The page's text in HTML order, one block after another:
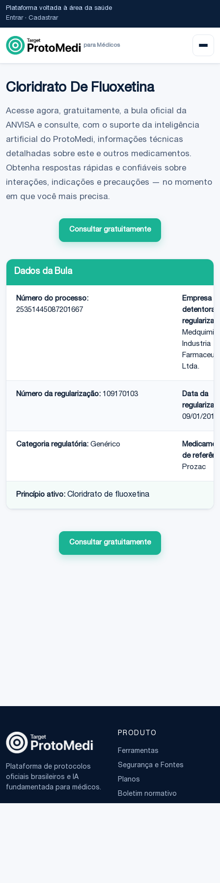
Plataforma voltada à área da saúde
Entrar· Cadastrar
para Médicos
Cloridrato De Fluoxetina
Acesse agora, gratuitamente, a bula oficial da
ANVISA e consulte, com o suporte da inteligência
artificial do ProtoMedi, informações técnicas
detalhadas sobre este e outros medicamentos.
Obtenha respostas rápidas e confiáveis sobre
interações, indicações e precauções — no momento
em que você mais precisa.
Consultar gratuitamente
Dados da Bula
Número do processo:
25351445087201667
Empresa
detentora
Industria
Ltda.
Número da regularização: 109170103
Data da
09/01/2017
Categoria regulatória: Genérico
de
Prozac
Princípio ativo: Cloridrato de fluoxetina
Consultar gratuitamente
Plataforma de protocolos
oficiais brasileiros e IA
fundamentada para médicos.
PRODUTO
Ferramentas
Segurança e Fontes
Planos
Boletim normativo